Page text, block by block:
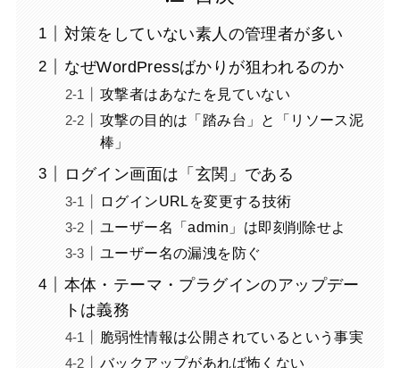
対策をしていない素人の管理者が多い
なぜWordPressばかりが狙われるのか
攻撃者はあなたを見ていない
攻撃の目的は「踏み台」と「リソース泥
棒」
ログイン画面は「玄関」である
ログインURLを変更する技術
ユーザー名「admin」は即刻削除せよ
ユーザー名の漏洩を防ぐ
本体・テーマ・プラグインのアップデー
トは義務
脆弱性情報は公開されているという事実
バックアップがあれば怖くない